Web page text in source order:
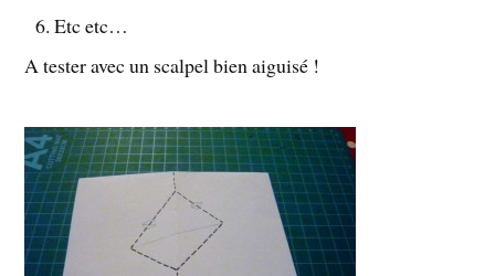
Etc etc…
A tester avec un scalpel bien aiguisé !